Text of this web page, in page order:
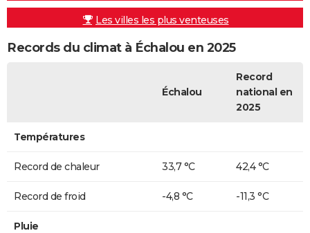
Les villes les plus venteuses
Records du climat à Échalou en 2025
Échalou
Record
national en
2025
Températures
Record de chaleur 33,7 °C 42,4 °C
Record de froid -4,8 °C -11,3 °C
Pluie